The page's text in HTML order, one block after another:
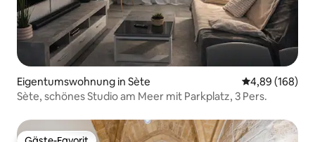
Eigentumswohnung in Sète
4,89 (168)
Sète, schönes Studio am Meer mit Parkplatz, 3 Pers.